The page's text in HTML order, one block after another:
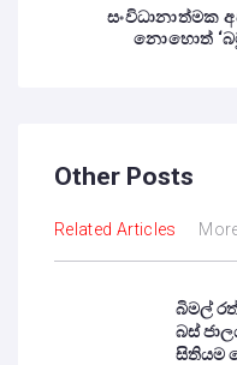
සංවිධානාත්මක
නොහොත්
Other Posts
Related Articles
බිමල්
බස්
සිතියම